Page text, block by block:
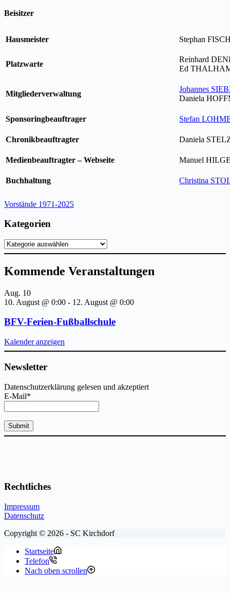
Beisitzer
Hausmeister Stephan
Platzwarte
Reinhard
Ed
Mitgliederverwaltung
Johannes
Daniela
Sponsoringbeauftrager Stefan
Chronikbeauftragter Daniela
Medienbeauftragter – Webseite Manuel
Buchhaltung Christina
Vorstände 1971-2025
Kategorien
Kategorien
Kommende Veranstaltungen
Aug. 10
10. August @ 0:00 - 12. August @ 0:00
BFV-Ferien-Fußballschule
Kalender anzeigen
Newsletter
Datenschutzerklärung gelesen und akzeptiert
E-Mail*
Rechtliches
Impressum
Datenschutz
Copyright © 2026 - SC Kirchdorf
Startseite
Telefon
Nach oben scrollen